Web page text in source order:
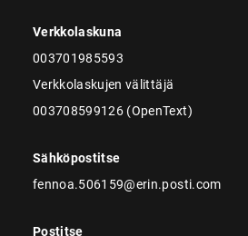
Verkkolaskuna
003701985593
Verkkolaskujen välittäjä
003708599126 (OpenText)
Sähköpostitse
fennoa.506159@erin.posti.com
Postitse